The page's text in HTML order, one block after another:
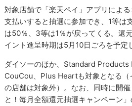
対象店舗で「楽天ペイ」アプリによ
支払いすると抽選に参加でき、1等は
は50％、3等は1％が戻ってくる。還
イント進呈時期は5月10日ごろを予定
ダイソーのほか、Standard Products
CouCou、Plus Heartも対象となる（
の店舗は対象外）。なお、同時に開
と！毎月全額還元抽選キャンペーン